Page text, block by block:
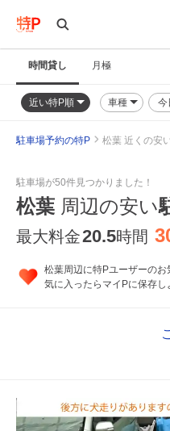
時間貸し 月極
近い特P順 車種 今
駐車場予約の特P 松葉 近くの安
駐車場が50件見つかりました！
松葉 周辺の安い
最大料金20.5時間
松葉周辺に特Pユーザーのお
気に入ったらマイPに保存し